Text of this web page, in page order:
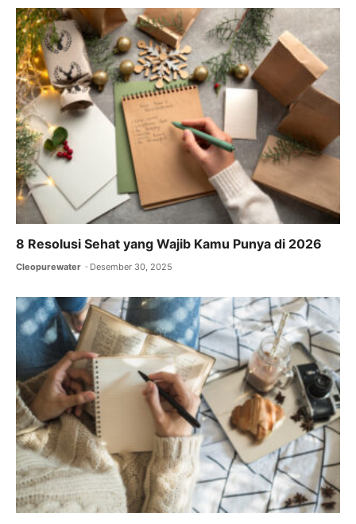
o
o
k
p
p
m
8 Resolusi Sehat yang Wajib Kamu Punya di 2026
Cleopurewater Desember 30, 2025